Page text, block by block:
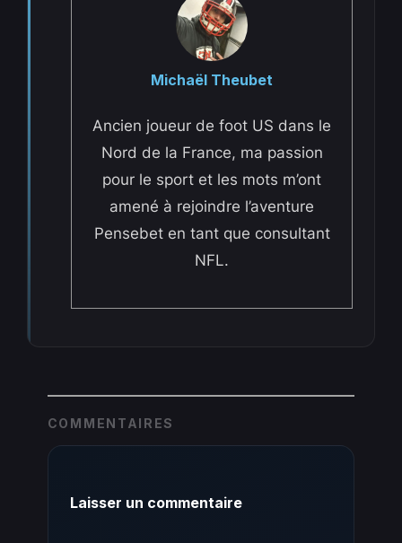
Michaël Theubet
Ancien joueur de foot US dans le
Nord de la France, ma passion
pour le sport et les mots m’ont
amené à rejoindre l’aventure
Pensebet en tant que consultant
NFL.
COMMENTAIRES
Laisser un commentaire